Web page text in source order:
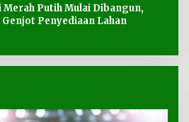
Merah Putih Mulai Dibangun,
Penyediaan Lahan